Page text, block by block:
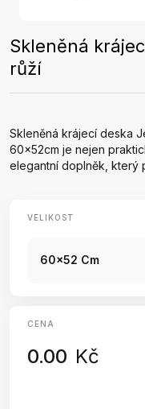
Skleněná
růží
Skleněná krájecí deska
60x52cm je nejen
elegantní doplněk, který
VELIKOST
60x52 Cm
CENA
0.00 Kč